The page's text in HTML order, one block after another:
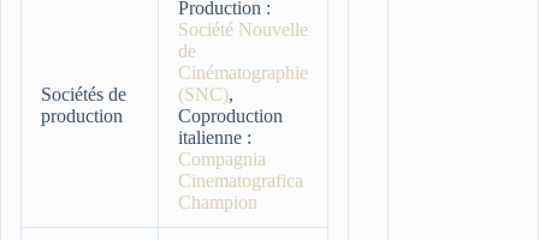
Sociétés de
production
Production :
Société Nouvelle
de
Cinématographie
(SNC),
Coproduction
italienne :
Compagnia
Cinematografica
Champion